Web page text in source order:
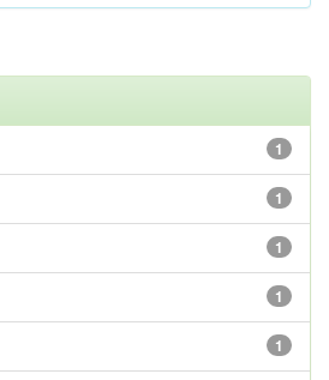
1
1
1
1
1